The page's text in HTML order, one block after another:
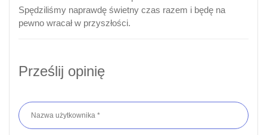
Spędziliśmy naprawdę świetny czas razem i będę na
pewno wracał w przyszłości.
Prześlij opinię